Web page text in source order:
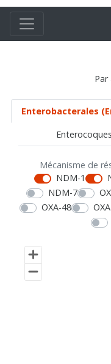
Par
Enterobacterales
Enterocoques
Mécanisme de
NDM-1
NDM-7
OXA-48